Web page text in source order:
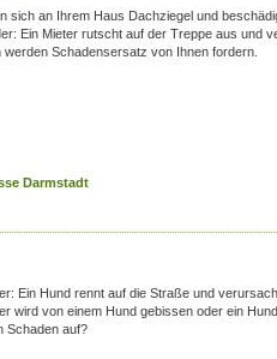
sich an Ihrem Haus Dachziegel und
Ein Mieter rutscht auf der Treppe aus und
Schadensersatz von Ihnen fordern.
Darmstadt
Ein Hund rennt auf die Straße und
wird von einem Hund gebissen oder ein
Schaden auf?